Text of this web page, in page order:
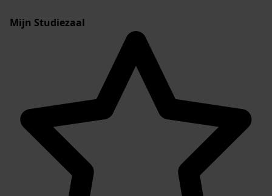
Mijn Studiezaal